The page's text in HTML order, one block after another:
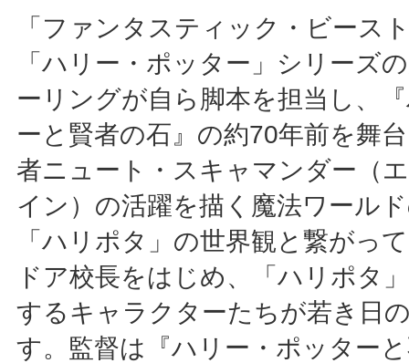
「ファンタスティック・ビース
「ハリー・ポッター」シリーズ
ーリングが自ら脚本を担当し、
ーと賢者の石』の約70年前を舞
者ニュート・スキャマンダー（
イン）の活躍を描く魔法ワール
「ハリポタ」の世界観と繋がっ
ドア校長をはじめ、「ハリポタ
するキャラクターたちが若き日
す。監督は『ハリー・ポッター